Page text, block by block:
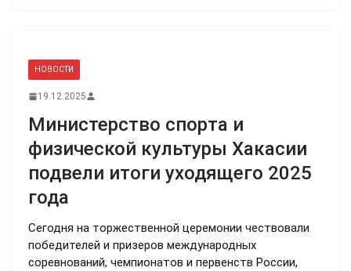
НОВОСТИ
19.12.2025
Министерство спорта и
физической культуры Хакасии
подвели итоги уходящего 2025
года
Сегодня на торжественной церемонии чествовали
победителей и призеров международных
соревнований, чемпионатов и первенств России,